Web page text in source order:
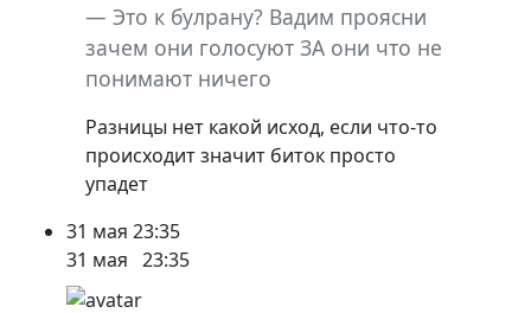
Это к булрану? Вадим проясни
зачем они голосуют ЗА они что не
понимают ничего
Разницы нет какой исход, если что-то
происходит значит биток просто
упадет
31 мая 23:35
31 мая 23:35